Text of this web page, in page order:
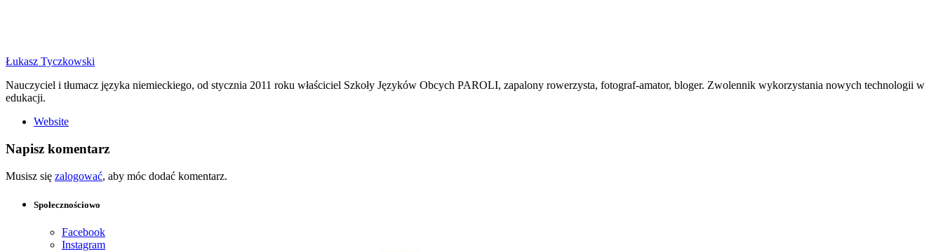
Łukasz Tyczkowski
Nauczyciel i tłumacz języka niemieckiego, od stycznia 2011 roku właściciel Szkoły Języków Obcych PAROLI, zapalony rowerzysta, fotograf-amator, bloger. Zwolennik wykorzystania nowych technologii w
edukacji.
Website
Napisz komentarz
Musisz się zalogować, aby móc dodać komentarz.
Społecznościowo
Facebook
Instagram